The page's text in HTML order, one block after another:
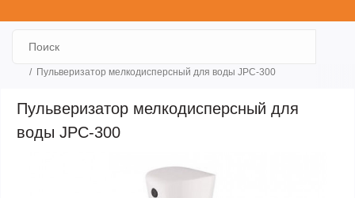
Пульверизатор мелкодисперсный для воды JPC-300
Пульверизатор мелкодисперсный для
воды JPC-300